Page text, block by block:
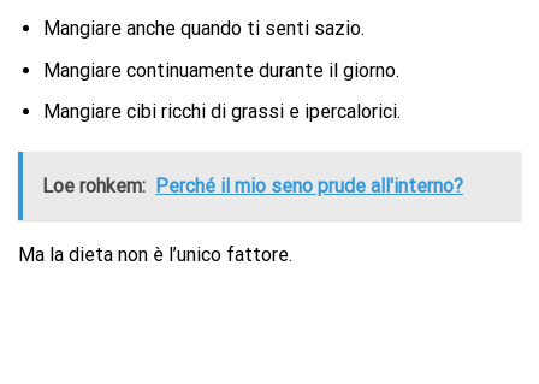
Mangiare anche quando ti senti sazio.
Mangiare continuamente durante il giorno.
Mangiare cibi ricchi di grassi e ipercalorici.
Loe rohkem: Perché il mio seno prude all'interno?
Ma la dieta non è l’unico fattore.